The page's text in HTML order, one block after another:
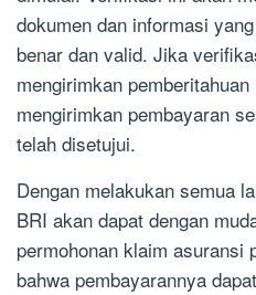
dokumen dan informasi
benar dan valid. Jika
mengirimkan
mengirimkan pembayaran
telah disetujui.
Dengan melakukan semua
BRI akan dapat dengan
permohonan klaim asuransi
bahwa pembayarannya